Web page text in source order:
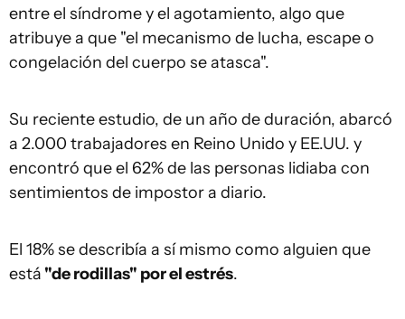
entre el síndrome y el agotamiento, algo que
atribuye a que "el mecanismo de lucha, escape o
congelación del cuerpo se atasca".
Su reciente estudio, de un año de duración, abarcó
a 2.000 trabajadores en Reino Unido y EE.UU. y
encontró que el 62% de las personas lidiaba con
sentimientos de impostor a diario.
El 18% se describía a sí mismo como alguien que
está "de rodillas" por el estrés.